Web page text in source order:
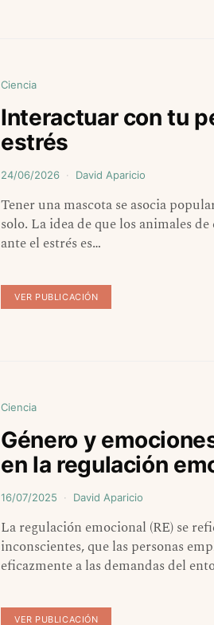
Ciencia
Interactuar con tu
estrés
24/06/2026 David Aparicio
Tener una mascota se asocia
solo. La idea de que los animales
ante el estrés es…
VER PUBLICACIÓN
Ciencia
Género y
en la regulación
16/07/2025 David Aparicio
La regulación emocional (RE) se
inconscientes, que las personas
eficazmente a las demandas del
VER PUBLICACIÓN